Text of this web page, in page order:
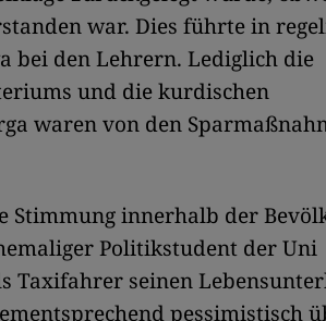
war. Dies führte in
bei den Lehrern. Lediglich die
und die kurdischen
waren von den
Stimmung innerhalb der
Politikstudent der Uni
Taxifahrer seinen
pessimistisch